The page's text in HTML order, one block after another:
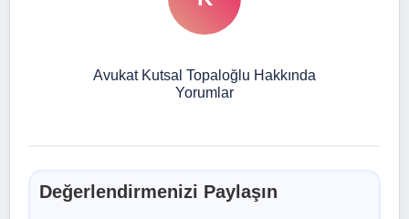
Avukat Kutsal Topaloğlu Hakkında
Yorumlar
Değerlendirmenizi Paylaşın